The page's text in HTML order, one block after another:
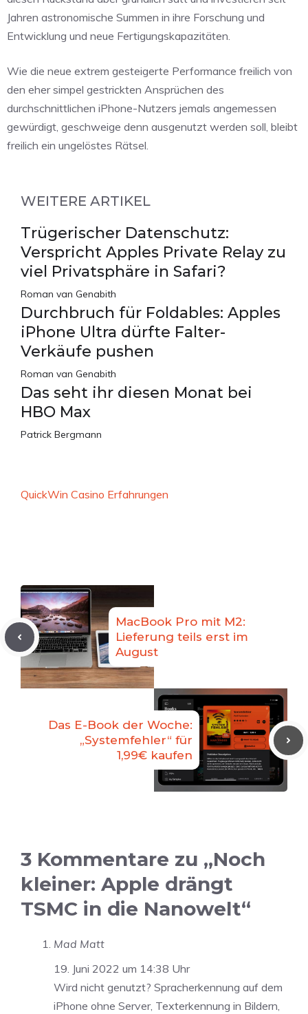
Jahren astronomische Summen in ihre Forschung und
Entwicklung und neue Fertigungskapazitäten.
Wie die neue extrem gesteigerte Performance freilich von
den eher simpel gestrickten Ansprüchen des
durchschnittlichen iPhone-Nutzers jemals angemessen
gewürdigt, geschweige denn ausgenutzt werden soll, bleibt
freilich ein ungelöstes Rätsel.
WEITERE ARTIKEL
Trügerischer Datenschutz:
Verspricht Apples Private Relay zu
viel Privatsphäre in Safari?
Roman van Genabith
Durchbruch für Foldables: Apples
iPhone Ultra dürfte Falter-
Verkäufe pushen
Roman van Genabith
Das seht ihr diesen Monat bei
HBO Max
Patrick Bergmann
QuickWin Casino Erfahrungen
MacBook Pro mit M2:
Lieferung teils erst im
August
Das E-Book der Woche:
„Systemfehler“ für
1,99€ kaufen
3 Kommentare zu „Noch
kleiner: Apple drängt
TSMC in die Nanowelt“
Mad Matt
19. Juni 2022 um 14:38 Uhr
Wird nicht genutzt? Spracherkennung auf dem
iPhone ohne Server, Texterkennung in Bildern,